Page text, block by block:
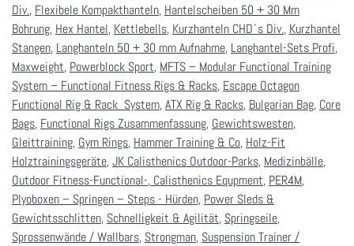
Div., Flexibele Kompakthanteln, Hantelscheiben 50 + 30 Mm
Bohrung, Hex Hantel, Kettlebells, Kurzhanteln CHD´s Div., Kurzhantel
Stangen, Langhanteln 50 + 30 mm Aufnahme, Langhantel-Sets Profi,
Maxweight, Powerblock Sport, MFTS – Modular Functional Training
System – Functional Fitness Rigs & Racks, Escape Octagon
Functional Rig & Rack System,ATX Rig & Racks, Bulgarian Bag, Core
Bags, Functional Rigs Zusammenfassung, Gewichtswesten,
Gleittraining, Gym Rings, Hammer Training & Co, Holz-Fit
Holztrainingsgeräte,JK Calisthenics Outdoor-Parks, Medizinbälle,
Outdoor Fitness-Functional-, Calisthenics Equpment, PER4M,
Plyoboxen – Springen – Steps - Hürden, Power Sleds &
Gewichtsschlitten, Schnelligkeit & Agilität, Springseile,
Sprossenwände / Wallbars, Strongman, Suspension Trainer /